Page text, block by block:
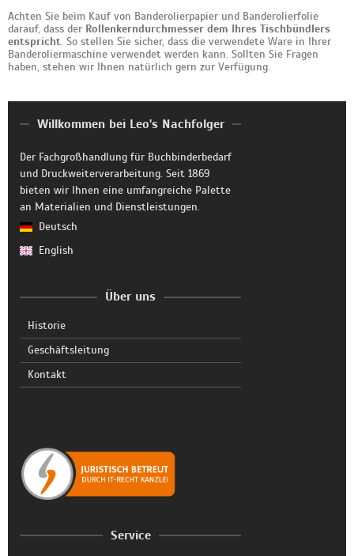
Achten Sie beim Kauf von Banderolierpapier und Banderolierfolie
darauf, dass der Rollenkerndurchmesser dem Ihres Tischbündlers
entspricht. So stellen Sie sicher, dass die verwendete Ware in Ihrer
Banderoliermaschine verwendet werden kann. Sollten Sie Fragen
haben, stehen wir Ihnen natürlich gern zur Verfügung.
Willkommen bei Leo's Nachfolger
Der Fachgroßhandlung für Buchbinderbedarf
und Druckweiterverarbeitung. Seit 1869
bieten wir Ihnen eine umfangreiche Palette
an Materialien und Dienstleistungen.
Deutsch
English
Über uns
Historie
Geschäftsleitung
Kontakt
Service